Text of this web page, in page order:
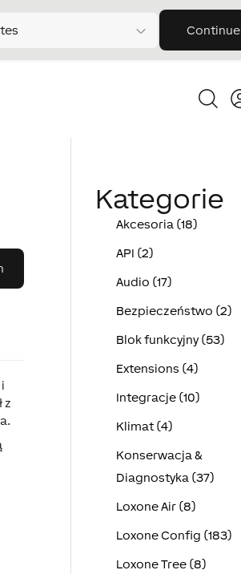
Continue
z
Kategorie
Akcesoria (18)
API (2)
Audio (17)
Bezpieczeństwo (2)
Blok funkcyjny (53)
Extensions (4)
Integracje (10)
Klimat (4)
Konserwacja &
Diagnostyka (37)
Loxone Air (8)
Loxone Config (183)
Loxone Tree (8)